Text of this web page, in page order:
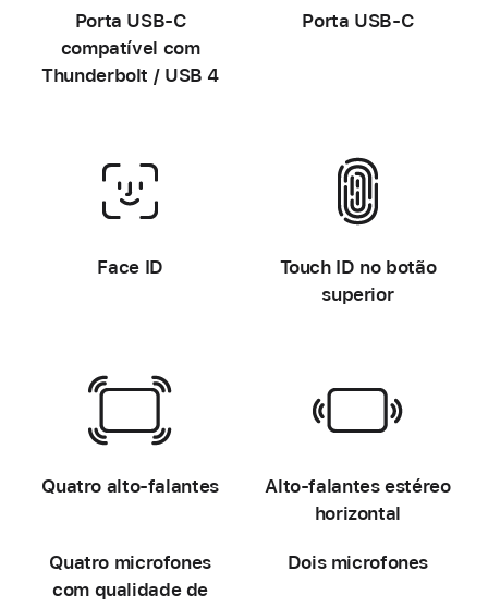
Porta USB-C
compatível com
Thunderbolt / USB 4
Porta USB-C
Face ID
Touch ID no botão
superior
Quatro alto-falantes
Alto-falantes estéreo
horizontal
Quatro microfones
com qualidade de
Dois microfones